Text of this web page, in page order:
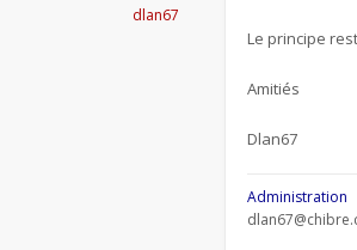
dlan67
Le principe
Amitiés
Dlan67
Administration